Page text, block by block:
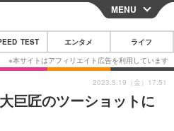
CLOSE
スマートフォン
MENU
TEST エンタメ ライフ
巨匠のツーショットに
2023.5.19（金）17:51